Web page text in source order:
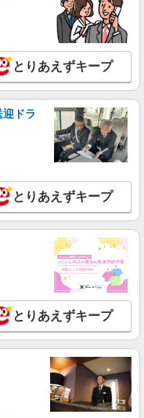
要＆面接なし！駅チカ
＜日払い有/週払い有/交
む)＞
必見！未経験でも日収
＜日払い有/週払い有/交
し
詳細を見る
もOK♪病院で補助だけ
とりあえずキープ
迎ドラ
とりあえずキープ
とりあえずキープ